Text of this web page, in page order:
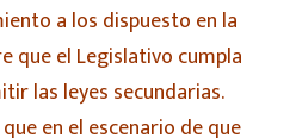
a los dispuesto en la
que el Legislativo cumpla
las leyes secundarias.
en el escenario de que